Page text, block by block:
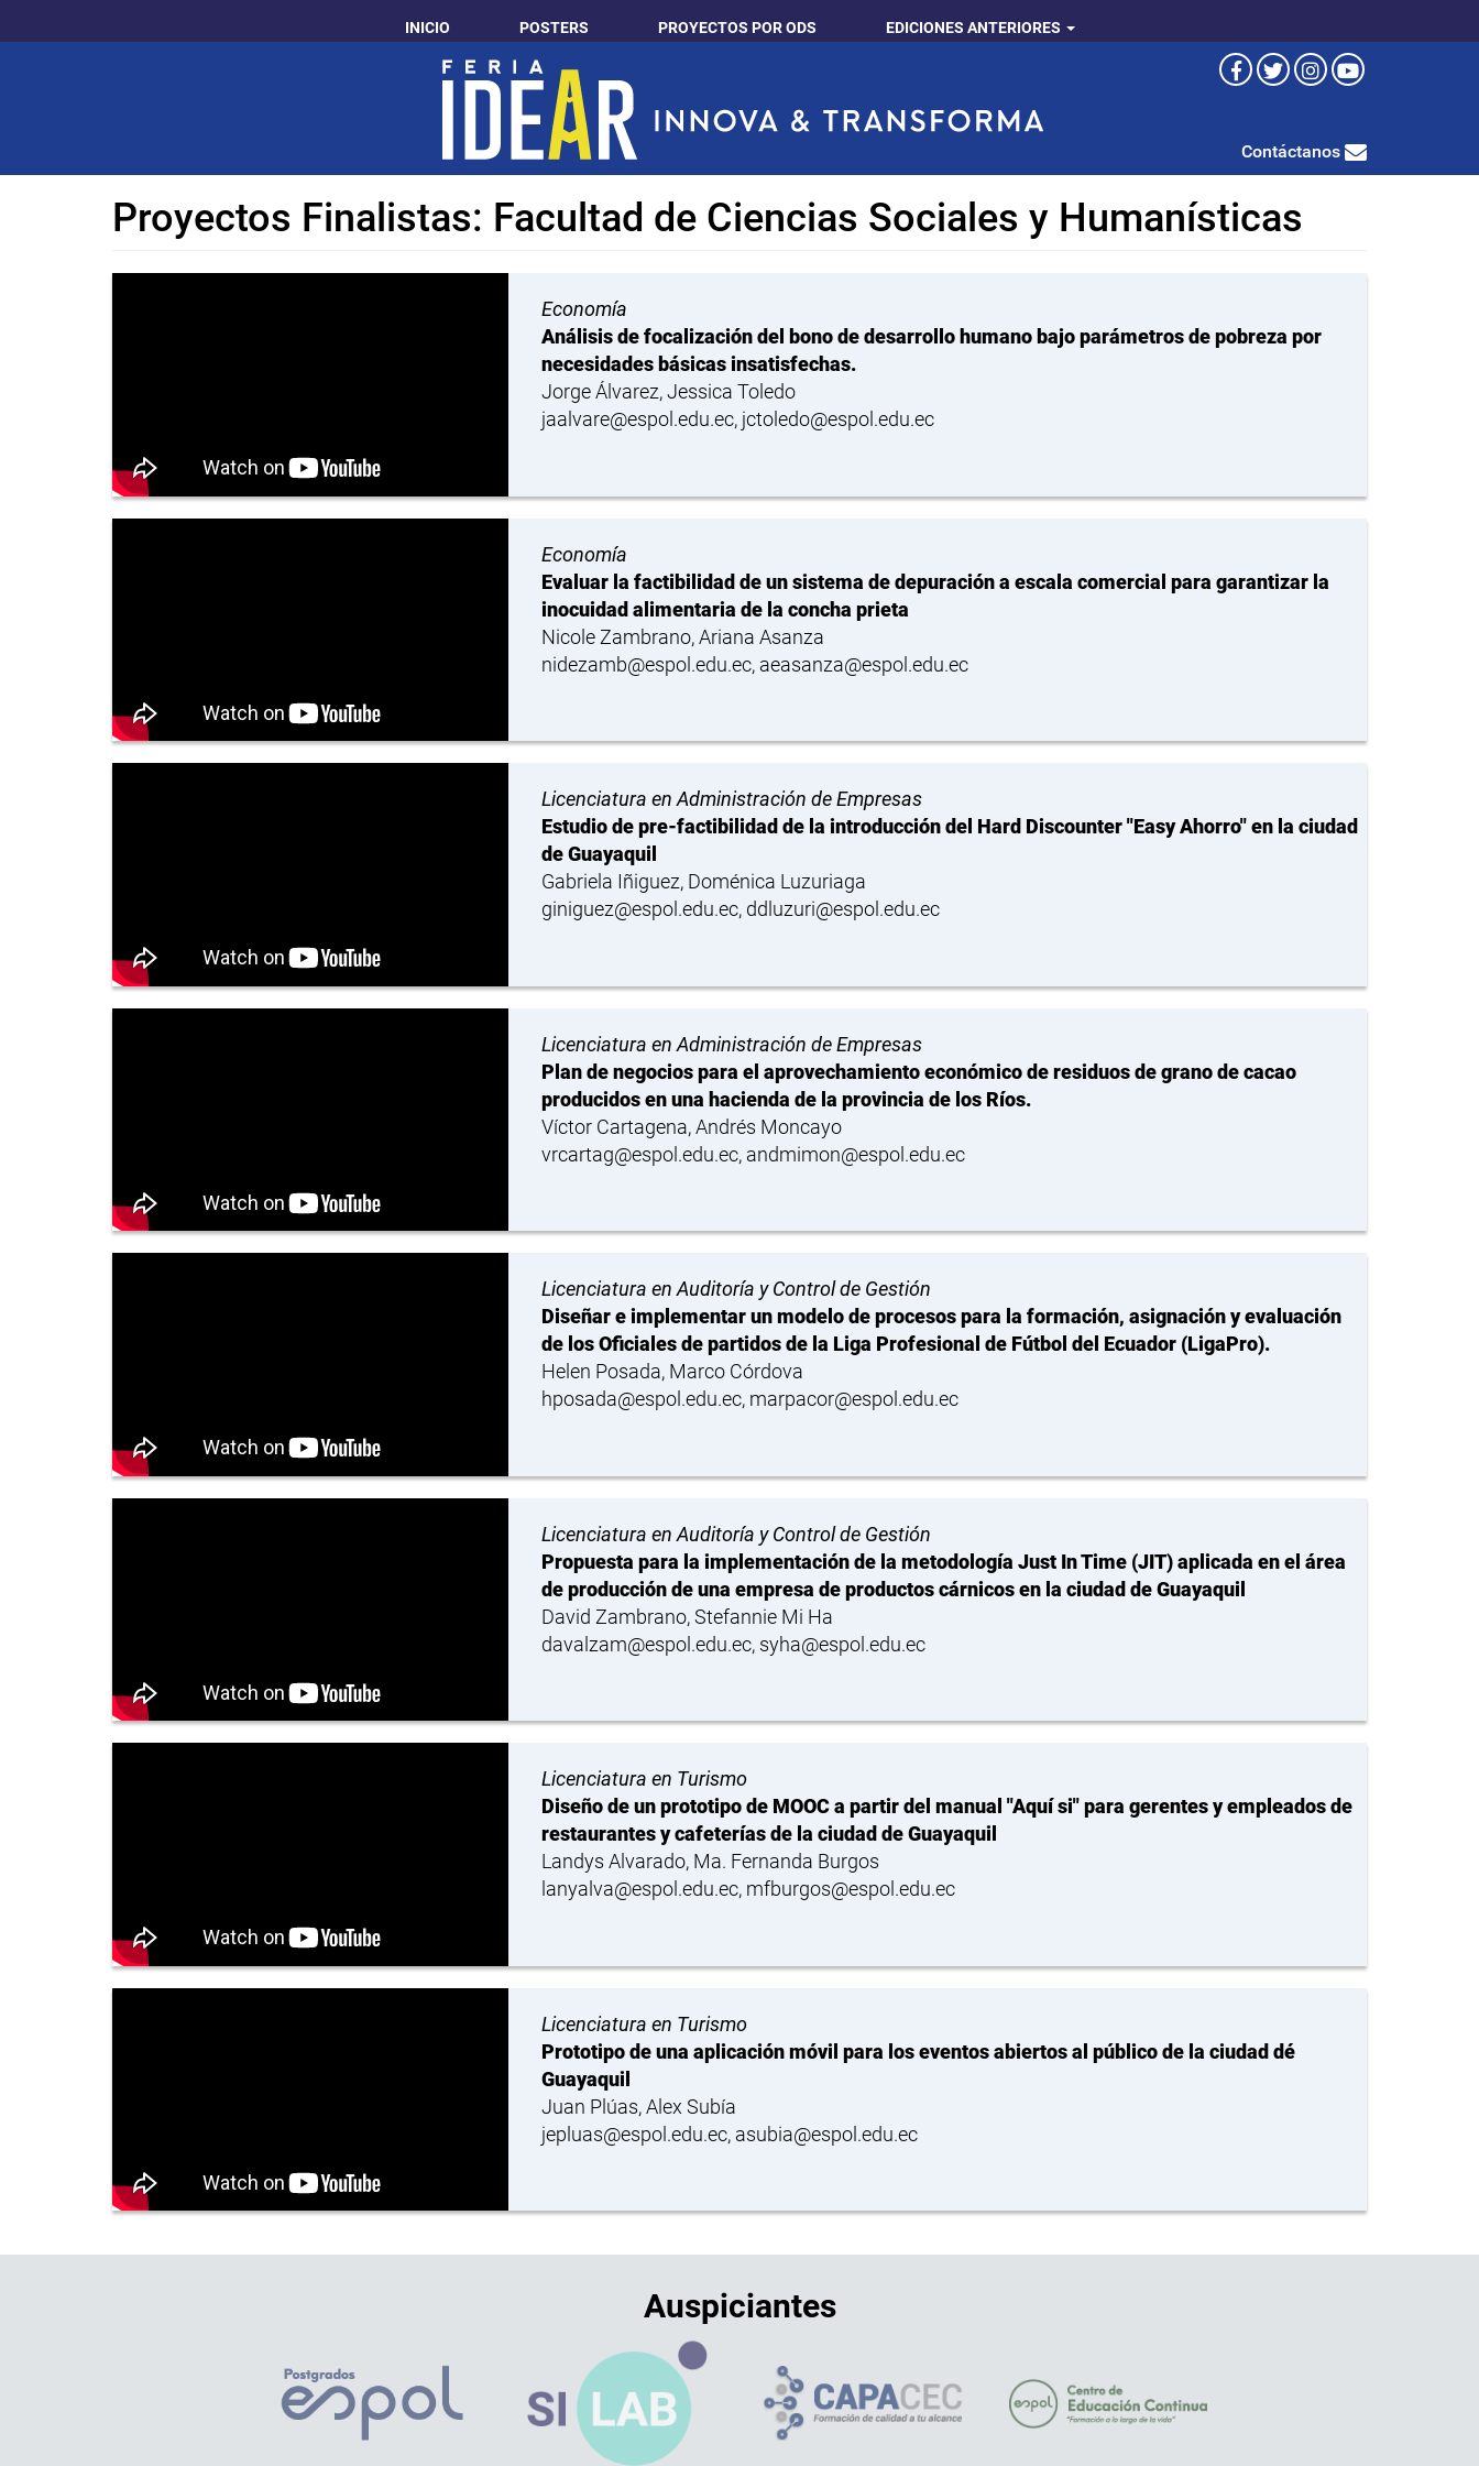
INICIO POSTERS PROYECTOS POR ODS EDICIONES ANTERIORES
Contáctanos
Proyectos Finalistas: Facultad de Ciencias Sociales y Humanísticas
Economía
Análisis de focalización del bono de desarrollo humano bajo parámetros de pobreza por
necesidades básicas insatisfechas.
Jorge Álvarez, Jessica Toledo
jaalvare@espol.edu.ec, jctoledo@espol.edu.ec
Economía
Evaluar la factibilidad de un sistema de depuración a escala comercial para garantizar la
inocuidad alimentaria de la concha prieta
Nicole Zambrano, Ariana Asanza
nidezamb@espol.edu.ec, aeasanza@espol.edu.ec
Licenciatura en Administración de Empresas
Estudio de pre-factibilidad de la introducción del Hard Discounter "Easy Ahorro" en la ciudad
de Guayaquil
Gabriela Iñiguez, Doménica Luzuriaga
giniguez@espol.edu.ec, ddluzuri@espol.edu.ec
Licenciatura en Administración de Empresas
Plan de negocios para el aprovechamiento económico de residuos de grano de cacao
producidos en una hacienda de la provincia de los Ríos.
Víctor Cartagena, Andrés Moncayo
vrcartag@espol.edu.ec, andmimon@espol.edu.ec
Licenciatura en Auditoría y Control de Gestión
Diseñar e implementar un modelo de procesos para la formación, asignación y evaluación
de los Oficiales de partidos de la Liga Profesional de Fútbol del Ecuador (LigaPro).
Helen Posada, Marco Córdova
hposada@espol.edu.ec, marpacor@espol.edu.ec
Licenciatura en Auditoría y Control de Gestión
Propuesta para la implementación de la metodología Just In Time (JIT) aplicada en el área
de producción de una empresa de productos cárnicos en la ciudad de Guayaquil
David Zambrano, Stefannie Mi Ha
davalzam@espol.edu.ec, syha@espol.edu.ec
Licenciatura en Turismo
Diseño de un prototipo de MOOC a partir del manual "Aquí si" para gerentes y empleados de
restaurantes y cafeterías de la ciudad de Guayaquil
Landys Alvarado, Ma. Fernanda Burgos
lanyalva@espol.edu.ec, mfburgos@espol.edu.ec
Licenciatura en Turismo
Prototipo de una aplicación móvil para los eventos abiertos al público de la ciudad dé
Guayaquil
Juan Plúas, Alex Subía
jepluas@espol.edu.ec, asubia@espol.edu.ec
Auspiciantes